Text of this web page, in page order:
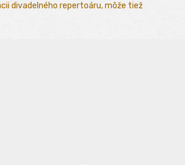
divadelného repertoáru, môže tiež